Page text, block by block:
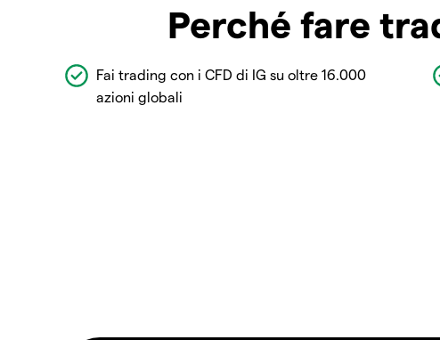
Perché fare
Fai trading con i CFD di IG su oltre 16.000
azioni globali